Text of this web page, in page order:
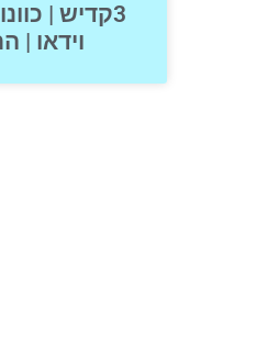
3קדיש |
וידאו |